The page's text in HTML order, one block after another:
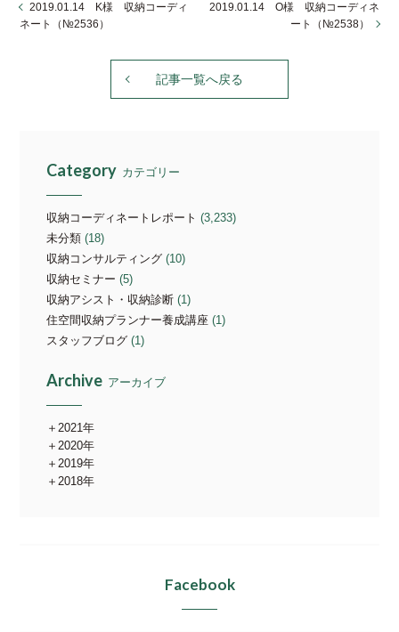
2019.01.14 K様 収納コーディ
ネート（№2536）
2019.01.14 O様 収納コーディネ
ート（№2538）
記事一覧へ戻る
Category カテゴリー
収納コーディネートレポート (3,233)
未分類 (18)
収納コンサルティング (10)
収納セミナー (5)
収納アシスト・収納診断 (1)
住空間収納プランナー養成講座 (1)
スタッフブログ (1)
Archive アーカイブ
2021年
2020年
2019年
2018年
Facebook